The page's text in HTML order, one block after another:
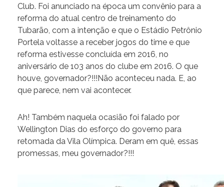
Club. Foi anunciado na época um convênio para a
reforma do atual centro de treinamento do
Tubarão, com a intenção e que o Estádio Petrônio
Portela voltasse a receber jogos do time e que
reforma estivesse concluída em 2016, no
aniversário de 103 anos do clube em 2016. O que
houve, governador?!!!Não aconteceu nada. E, ao
que parece, nem vai acontecer.
Ah! Também naquela ocasião foi falado por
Wellington Dias do esforço do governo para
retomada da Vila Olímpica. Deram em quê, essas
promessas, meu governador?!!!